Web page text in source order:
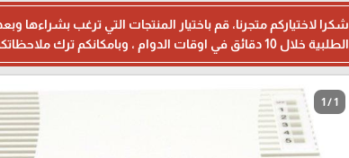
شكرا لاختياركم متجرنا، قم باختيار المنتجات التي ترغب
الطلبية خلال 10 دقائق في اوقات الدوام ، وبامكانكم ترك ملاحظاتكم اثناء تسجيل بياناتكم في المكان المخصص، شكرا لثقتكم بنا
1 / 1